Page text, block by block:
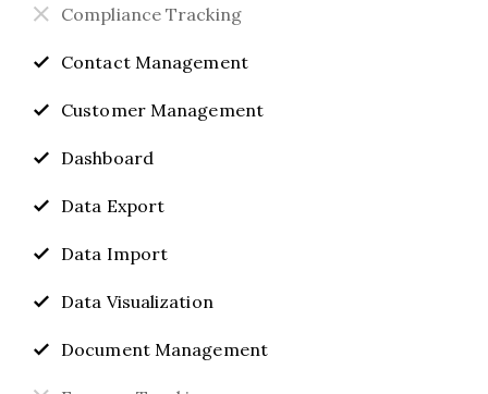
Compliance Tracking
Contact Management
Customer Management
Dashboard
Data Export
Data Import
Data Visualization
Document Management